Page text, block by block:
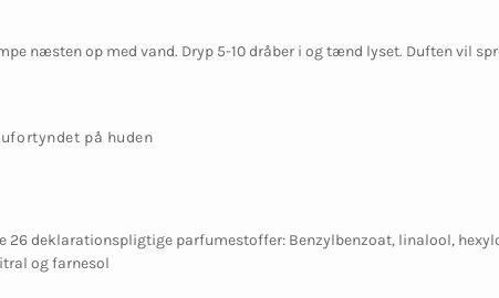
næsten op med vand. Dryp 5-10 dråber i og tænd lyset. Duften vil
på huden
26 deklarationspligtige parfumestoffer: Benzylbenzoat, linalool,
og farnesol